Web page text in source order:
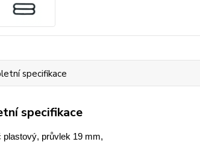
specifikace
specifikace
plastový, průvlek 19 mm,